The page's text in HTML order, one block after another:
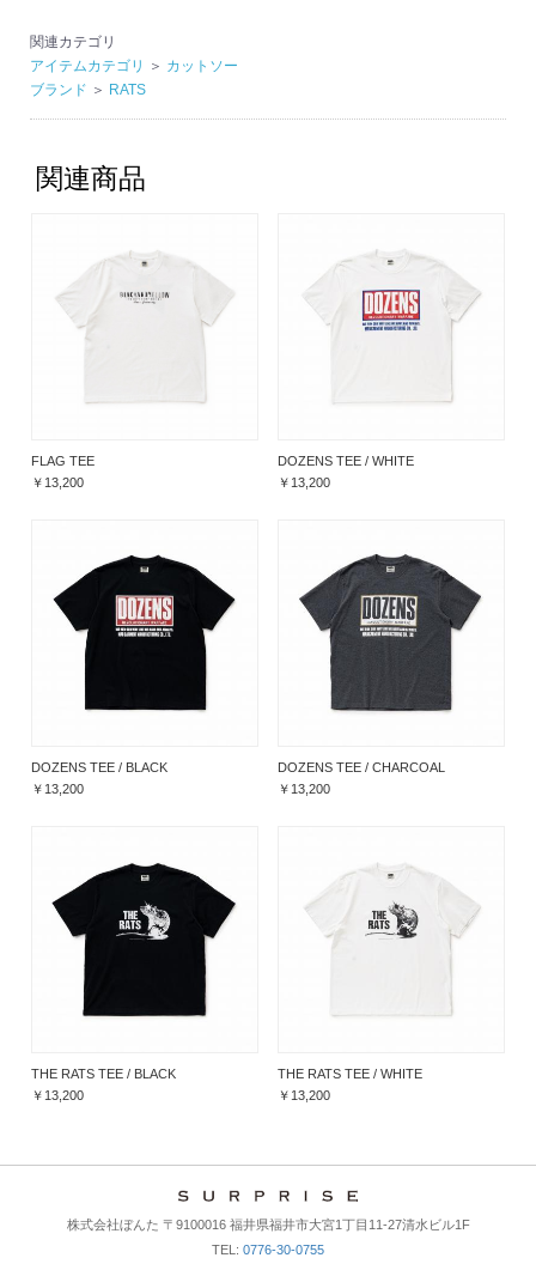
関連カテゴリ
アイテムカテゴリ
＞ カットソー
ブランド ＞ RATS
関連商品
FLAG TEE
￥13,200
DOZENS TEE / WHITE
￥13,200
DOZENS TEE / BLACK
￥13,200
DOZENS TEE / CHARCOAL
￥13,200
THE RATS TEE / BLACK
￥13,200
THE RATS TEE / WHITE
￥13,200
株式会社ぼんた 〒9100016 福井県福井市大宮1丁目11-27清水ビル1F
TEL: 0776-30-0755